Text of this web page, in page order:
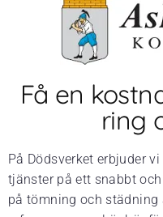
Få en
ring
På Dödsverket erbjuder
tjänster på ett snabbt
på tömning och städning